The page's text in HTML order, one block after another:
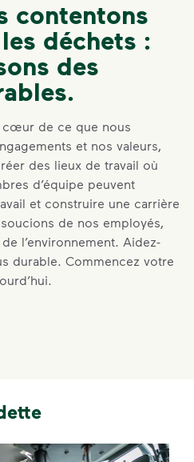
contentons
déchets :
des
cœur de ce que nous
et nos valeurs,
des lieux de travail où
d’équipe peuvent
et construire une carrière
de nos employés,
l’environnement. Aidez-
durable. Commencez votre